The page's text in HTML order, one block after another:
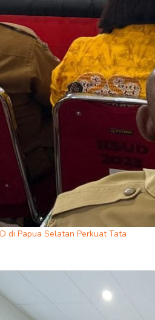
di Papua Selatan Perkuat Tata